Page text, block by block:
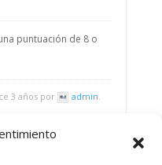
puntuación de 8 o
3 años por admin.